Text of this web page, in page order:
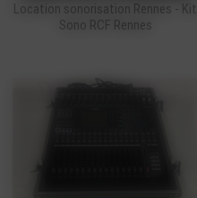
Location sonorisation Rennes - Kit
Sono RCF Rennes